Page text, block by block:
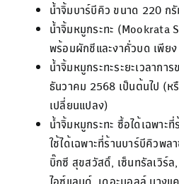
น้ำจิ้มบาร์บีคิว ขนาด 220 ก
น้ำจิ้มหมูกระทะ (Mookrata
พร้อมผักชีและงาคั่วบด เพีย
น้ำจิ้มหมูกระทะระยะเวลาก
ธันวาคม 2568 เป็นต้นไป (ห
เปลี่ยนแปลง)
น้ำจิ้มหมูกระทะ ซื้อได้เฉพาะ
ใช้ได้เฉพาะที่ร้านบาร์บีคิวพล
บิ๊กซี สุขสวัสดิ์, เซ็นทรัลเวิร์